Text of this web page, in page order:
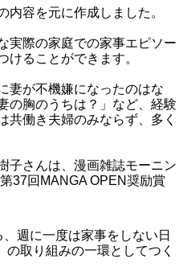
内容を元に作成しました。
実際の家庭での家事エピソー
けることができます。
妻が不機嫌になったのはな
の胸のうちは？」など、経験
共働き夫婦のみならず、多く
子さんは、漫画雑誌モーニン
37回MANGA OPEN奨励賞
週に一度は家事をしない日
取り組みの一環としてつく